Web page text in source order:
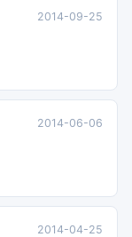
2014-09-25
2014-06-06
2014-04-25